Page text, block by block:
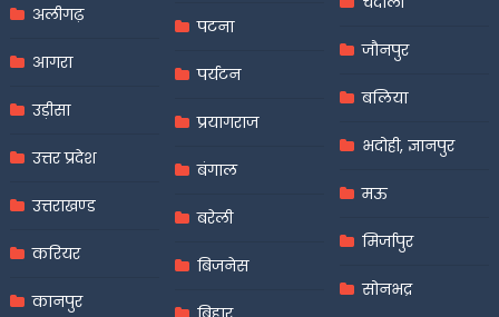
अलीगढ़
आगरा
उड़ीसा
उत्तर प्रदेश
उत्तराखण्ड
करियर
कानपुर
पटना
पर्यटन
प्रयागराज
बंगाल
बरेली
बिजनेस
जौनपुर
बलिया
भदोही, ज्ञानपुर
मऊ
मिर्जापुर
सोनभद्र